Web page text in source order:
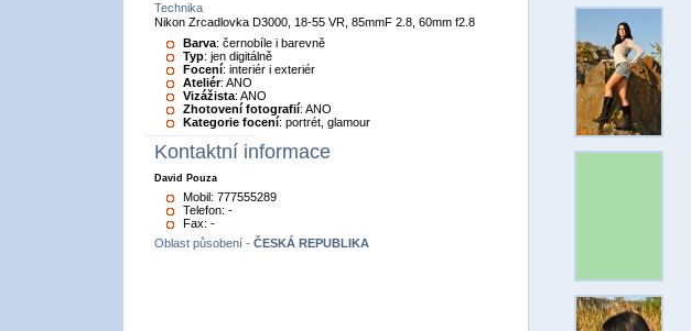
Technika
Nikon Zrcadlovka D3000, 18-55 VR, 85mmF 2.8, 60mm f2.8
Barva: černobíle i barevně
Typ: jen digitálně
Focení: interiér i exteriér
Ateliér: ANO
Vizážista: ANO
Zhotovení fotografií: ANO
Kategorie focení: portrét, glamour
Kontaktní informace
David Pouza
Mobil: 777555289
Telefon: -
Fax: -
Oblast působení - ČESKÁ REPUBLIKA